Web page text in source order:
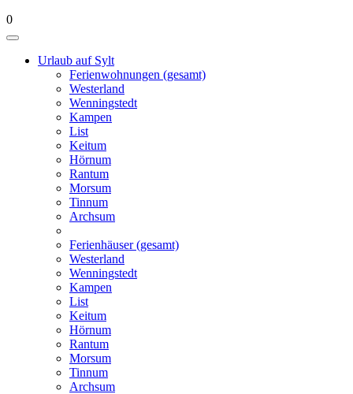
0
Urlaub auf Sylt
Ferienwohnungen (gesamt)
Westerland
Wenningstedt
Kampen
List
Keitum
Hörnum
Rantum
Morsum
Tinnum
Archsum
Ferienhäuser (gesamt)
Westerland
Wenningstedt
Kampen
List
Keitum
Hörnum
Rantum
Morsum
Tinnum
Archsum